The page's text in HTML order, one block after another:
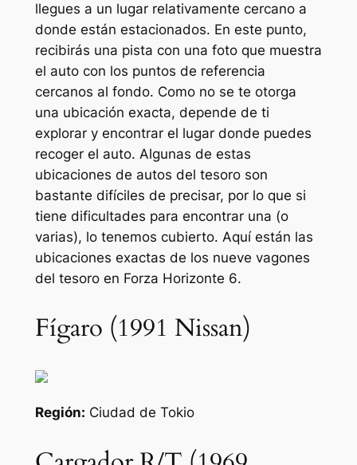
llegues a un lugar relativamente cercano a
donde están estacionados. En este punto,
recibirás una pista con una foto que muestra
el auto con los puntos de referencia
cercanos al fondo. Como no se te otorga
una ubicación exacta, depende de ti
explorar y encontrar el lugar donde puedes
recoger el auto. Algunas de estas
ubicaciones de autos del tesoro son
bastante difíciles de precisar, por lo que si
tiene dificultades para encontrar una (o
varias), lo tenemos cubierto. Aquí están las
ubicaciones exactas de los nueve vagones
del tesoro en Forza Horizonte 6.
Fígaro (1991 Nissan)
Región: Ciudad de Tokio